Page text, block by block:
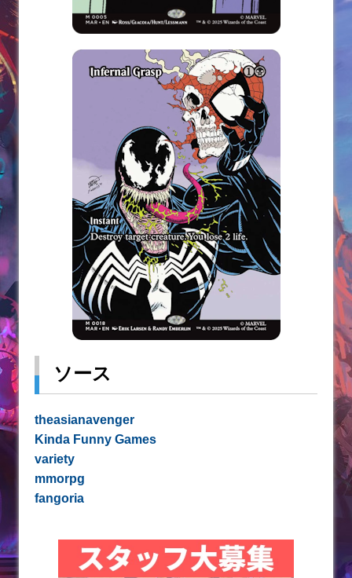
ソース
theasianavenger
Kinda Funny Games
variety
mmorpg
fangoria